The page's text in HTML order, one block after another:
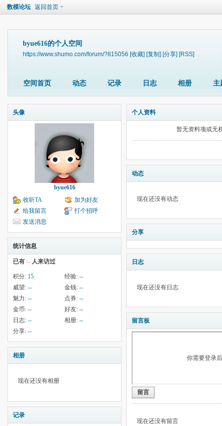
数模论坛 返回首页
byue616的个人空间
https://www.shumo.com/forum/?815056 [收藏] [复制] [分享] [RSS]
空间首页 动态 记录 日志 相册 主
头像
byue616
收听TA
加为好友
给我留言
打个招呼
发送消息
统计信息
已有 -- 人来访过
积分: 15 经验: --
威望: -- 金钱: --
魅力: -- 点券: --
金币: -- 好友: --
日志: -- 相册: --
分享: --
相册
现在还没有相册
记录
个人资料
暂无资料项或无
动态
现在还没有动态
分享
日志
现在还没有日志
留言板
你需要登录
留言
现在还没有留言